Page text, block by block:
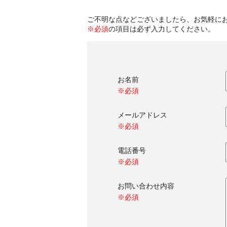
ご不明な点などございましたら、お気軽に
※必須の項目は必ず入力してください。
お名前
※必須
メールアドレス
※必須
電話番号
※必須
お問い合わせ内容
※必須